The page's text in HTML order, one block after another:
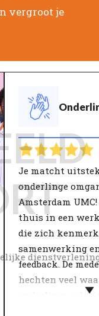
vergroot je
Je matcht
onderlinge
Amsterdam
thuis in een
die zich
samenwerking
feedback. De
hechten veel
onderlinge